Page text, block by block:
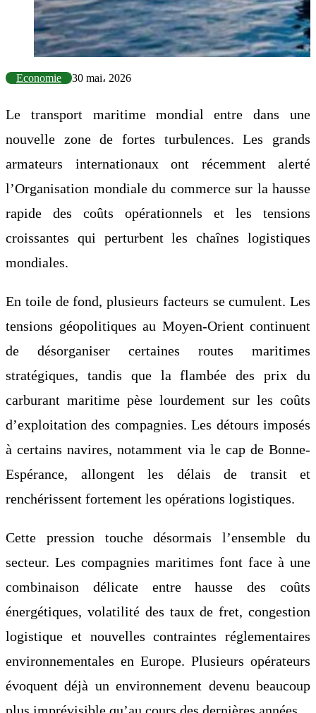
Economie 30 mai، 2026
Le transport maritime mondial entre dans une
nouvelle zone de fortes turbulences. Les grands
armateurs internationaux ont récemment alerté
l’Organisation mondiale du commerce sur la hausse
rapide des coûts opérationnels et les tensions
croissantes qui perturbent les chaînes logistiques
mondiales.
En toile de fond, plusieurs facteurs se cumulent. Les
tensions géopolitiques au Moyen-Orient continuent
de désorganiser certaines routes maritimes
stratégiques, tandis que la flambée des prix du
carburant maritime pèse lourdement sur les coûts
d’exploitation des compagnies. Les détours imposés
à certains navires, notamment via le cap de Bonne-
Espérance, allongent les délais de transit et
renchérissent fortement les opérations logistiques.
Cette pression touche désormais l’ensemble du
secteur. Les compagnies maritimes font face à une
combinaison délicate entre hausse des coûts
énergétiques, volatilité des taux de fret, congestion
logistique et nouvelles contraintes réglementaires
environnementales en Europe. Plusieurs opérateurs
évoquent déjà un environnement devenu beaucoup
plus imprévisible qu’au cours des dernières années.